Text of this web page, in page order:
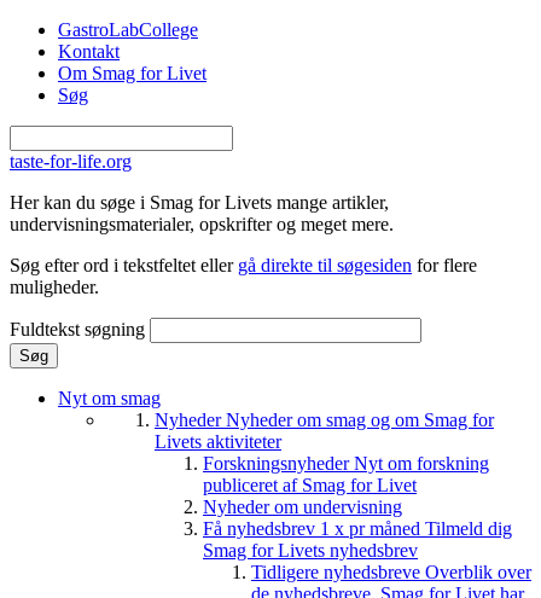
Gå til hovedindhold
GastroLabCollege
Kontakt
Om Smag for Livet
Søg
taste-for-life.org
Her kan du søge i Smag for Livets mange artikler,
undervisningsmaterialer, opskrifter og meget mere.
Søg efter ord i tekstfeltet eller gå direkte til søgesiden for flere
muligheder.
Fuldtekst søgning
Nyt om smag
NyhederNyheder om smag og om Smag for
Livets aktiviteter
ForskningsnyhederNyt om forskning
publiceret af Smag for Livet
Nyheder om undervisning
Få nyhedsbrev 1 x pr måned Tilmeld dig
Smag for Livets nyhedsbrev
Tidligere nyhedsbreve Overblik over
de nyhedsbreve, Smag for Livet har